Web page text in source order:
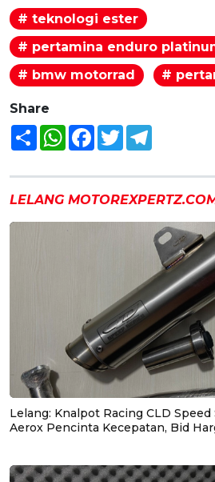
# teknologi ester
# pertamina enduro
# bmw motorrad
#
Share
Share WhatsAppFacebook
Twitter
LELANG
Lelang: Knalpot Racing CLD
Aerox Pencinta Kecepatan, Bid